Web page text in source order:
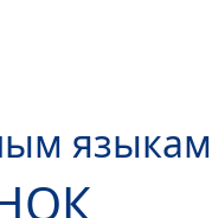
языкам